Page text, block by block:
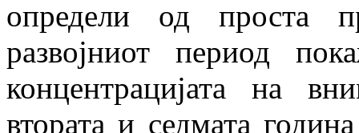
определи од проста
развојниот период
концентрацијата на
втората и седмата